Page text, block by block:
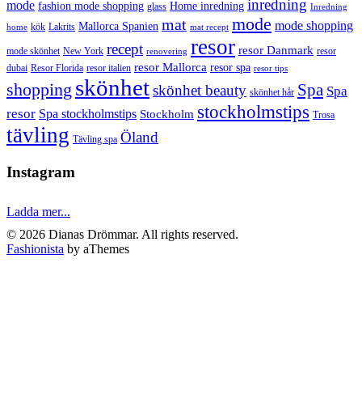
mode fashion mode shopping glass Home inredning inredning Inredning
home kök Lakrits Mallorca Spanien mat mat recept mode mode shopping
mode skönhet New York recept renovering resor resor Danmark resor
dubai Resor Florida resor italien resor Mallorca resor spa resor tips
shopping skönhetskönhet beauty skönhet hår Spa Spa
resor Spa stockholmstips Stockholm stockholmstips Trosa
tävling Tävling spa Öland
Instagram
Ladda mer...
© 2026 Dianas Drömmar. All rights reserved.
Fashionista by aThemes